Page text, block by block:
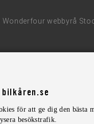
Wonderfour webbyrå
bilkåren.se
för att ge dig den bästa
besökstrafik.